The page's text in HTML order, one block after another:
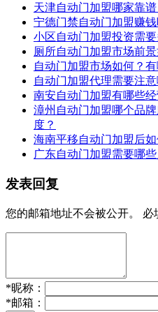
天津自动门加盟哪家靠
宁德门禁自动门加盟赚
小区自动门加盟投资需要
厕所自动门加盟市场前
自动门加盟市场如何？
自动门加盟代理需要注
南安自动门加盟有哪些
漳州自动门加盟哪个品
度？
海南平移自动门加盟后
广东自动门加盟需要哪
发表回复
您的邮箱地址不会被公开。 必
*昵称：
*邮箱：